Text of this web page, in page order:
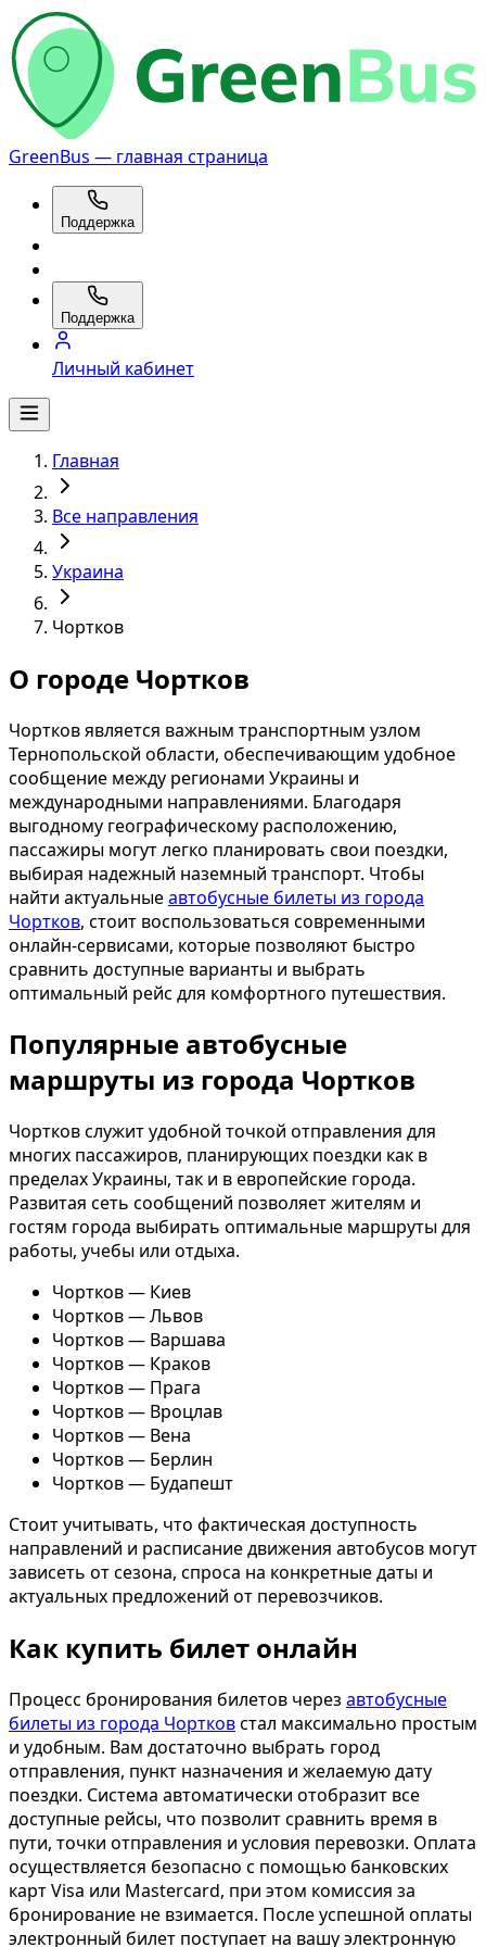
GreenBus — главная страница
Поддержка
Поддержка
Личный кабинет
Главная
Все направления
Украина
Чортков
О городе Чортков
Чортков является важным транспортным узлом
Тернопольской области, обеспечивающим удобное
сообщение между регионами Украины и
международными направлениями. Благодаря
выгодному географическому расположению,
пассажиры могут легко планировать свои поездки,
выбирая надежный наземный транспорт. Чтобы
найти актуальныеавтобусные билеты из города
Чортков, стоит воспользоваться современными
онлайн-сервисами, которые позволяют быстро
сравнить доступные варианты и выбрать
оптимальный рейс для комфортного путешествия.
Популярные автобусные
маршруты из города Чортков
Чортков служит удобной точкой отправления для
многих пассажиров, планирующих поездки как в
пределах Украины, так и в европейские города.
Развитая сеть сообщений позволяет жителям и
гостям города выбирать оптимальные маршруты для
работы, учебы или отдыха.
Чортков — Киев
Чортков — Львов
Чортков — Варшава
Чортков — Краков
Чортков — Прага
Чортков — Вроцлав
Чортков — Вена
Чортков — Берлин
Чортков — Будапешт
Стоит учитывать, что фактическая доступность
направлений и расписание движения автобусов могут
зависеть от сезона, спроса на конкретные даты и
актуальных предложений от перевозчиков.
Как купить билет онлайн
Процесс бронирования билетов через автобусные
билеты из города Чортковстал максимально простым
и удобным. Вам достаточно выбрать город
отправления, пункт назначения и желаемую дату
поездки. Система автоматически отобразит все
доступные рейсы, что позволит сравнить время в
пути, точки отправления и условия перевозки. Оплата
осуществляется безопасно с помощью банковских
карт Visa или Mastercard, при этом комиссия за
бронирование не взимается. После успешной оплаты
электронный билет поступает на вашу электронную